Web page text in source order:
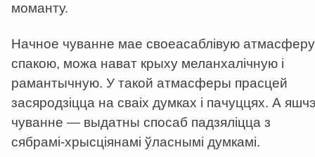
моманту.
Начное чуванне мае своеасаблівую атмасферу
спакою, можа нават крыху меланхалічную і
рамантычную. У такой атмасферы прасцей
засяродзіцца на сваіх думках і пачуццях. А
чуванне — выдатны спосаб падзяліцца з
сябрамі-хрысціянамі ўласнымі думкамі.